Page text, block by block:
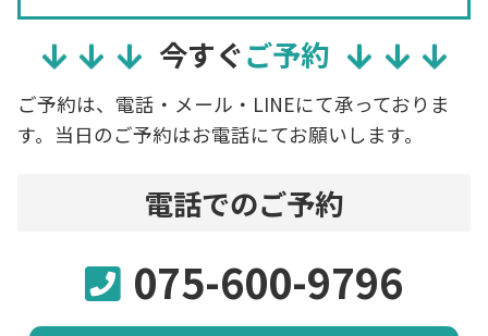
今すぐご予約
ご予約は、電話・メール・LINEにて承っておりま
す。当日のご予約はお電話にてお願いします。
電話でのご予約
075-600-9796